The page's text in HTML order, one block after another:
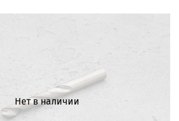
Нет в наличии